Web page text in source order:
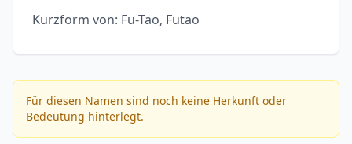
Kurzform von: Fu-Tao, Futao
Für diesen Namen sind noch keine Herkunft oder
Bedeutung hinterlegt.